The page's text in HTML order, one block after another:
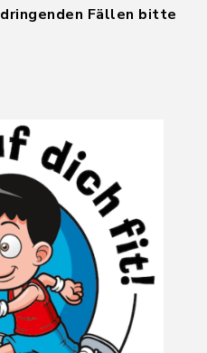
Fällen bitte